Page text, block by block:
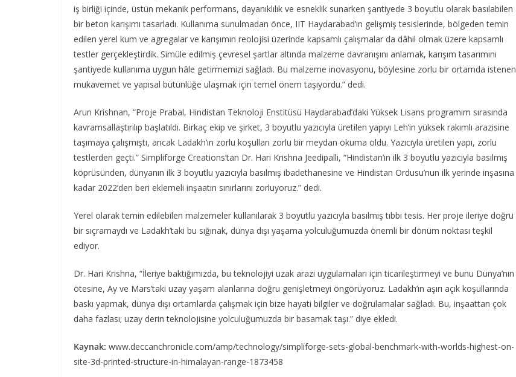
iş birliği içinde, üstün mekanik performans, dayanıklılık ve esneklik sunarken şantiyede 3 boyutlu olarak basılabilen
bir beton karışımı tasarladı. Kullanıma sunulmadan önce, IIT Haydarabad’ın gelişmiş tesislerinde, bölgeden temin
edilen yerel kum ve agregalar ve karışımın reolojisi üzerinde kapsamlı çalışmalar da dâhil olmak üzere kapsamlı
testler gerçekleştirdik. Simüle edilmiş çevresel şartlar altında malzeme davranışını anlamak, karışım tasarımını
şantiyede kullanıma uygun hâle getirmemizi sağladı. Bu malzeme inovasyonu, böylesine zorlu bir ortamda istenen
mukavemet ve yapısal bütünlüğe ulaşmak için temel önem taşıyordu.” dedi.
Arun Krishnan, “Proje Prabal, Hindistan Teknoloji Enstitüsü Haydarabad’daki Yüksek Lisans programım sırasında
kavramsallaştırılıp başlatıldı. Birkaç ekip ve şirket, 3 boyutlu yazıcıyla üretilen yapıyı Leh’in yüksek rakımlı arazisine
taşımaya çalışmıştı, ancak Ladakh’ın zorlu koşulları zorlu bir meydan okuma oldu. Yazıcıyla üretilen yapı, zorlu
testlerden geçti.” Simpliforge Creations’tan Dr. Hari Krishna Jeedipalli, “Hindistan’ın ilk 3 boyutlu yazıcıyla basılmış
köprüsünden, dünyanın ilk 3 boyutlu yazıcıyla basılmış ibadethanesine ve Hindistan Ordusu’nun ilk yerinde inşasına
kadar 2022’den beri eklemeli inşaatın sınırlarını zorluyoruz.” dedi.
Yerel olarak temin edilebilen malzemeler kullanılarak 3 boyutlu yazıcıyla basılmış tıbbi tesis. Her proje ileriye doğru
bir sıçramaydı ve Ladakh’taki bu sığınak, dünya dışı yaşama yolculuğumuzda önemli bir dönüm noktası teşkil
ediyor.
Dr. Hari Krishna, “İleriye baktığımızda, bu teknolojiyi uzak arazi uygulamaları için ticarileştirmeyi ve bunu Dünya’nın
ötesine, Ay ve Mars’taki uzay yaşam alanlarına doğru genişletmeyi öngörüyoruz. Ladakh’ın aşırı açık koşullarında
baskı yapmak, dünya dışı ortamlarda çalışmak için bize hayati bilgiler ve doğrulamalar sağladı. Bu, inşaattan çok
daha fazlası; uzay derin teknolojisine yolculuğumuzda bir basamak taşı.” diye ekledi.
Kaynak: www.deccanchronicle.com/amp/technology/simpliforge-sets-global-benchmark-with-worlds-highest-on-
site-3d-printed-structure-in-himalayan-range-1873458